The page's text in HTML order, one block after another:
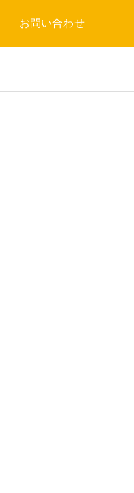
お問い合わせ